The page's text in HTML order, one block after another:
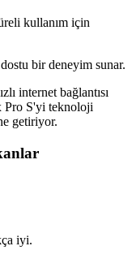
kullanım için
bir deneyim sunar.
internet bağlantısı
Pro S'yi teknoloji
getiriyor.
iyi.